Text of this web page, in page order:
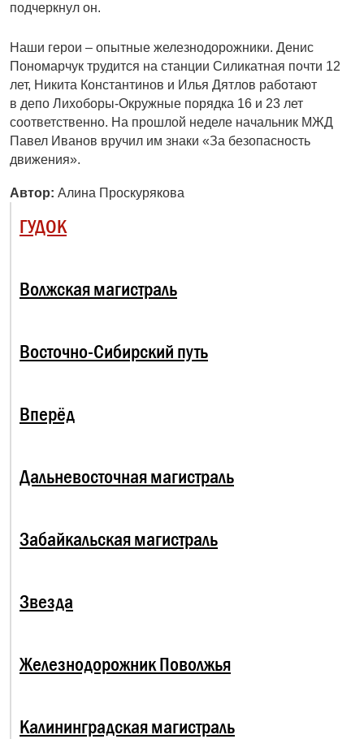
подче­ркнул он.
Наши герои – опытные железнодорожники. Денис
Пономарчук трудится на станции Силикатная почти 12
лет, Никита Константинов и Илья Дятлов работают
в депо Лихоборы-Окружные порядка 16 и 23 лет
соответственно. На прошлой неделе начальник МЖД
Павел Иванов вручил им знаки «За безопасность
движения».
Автор: Алина Проскурякова
ГУДОК
Волжская магистраль
Восточно-Сибирский путь
Вперёд
Дальневосточная магистраль
Забайкальская магистраль
Звезда
Железнодорожник Поволжья
Калининградская магистраль